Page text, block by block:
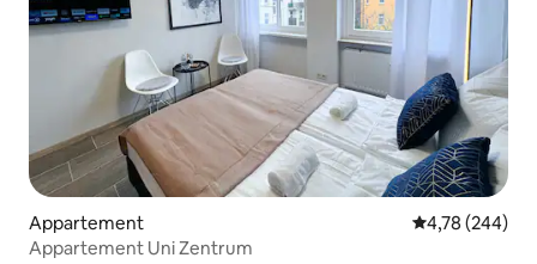
Appartement Évaluation
4,78 (244)
Appartement Uni Zentrum